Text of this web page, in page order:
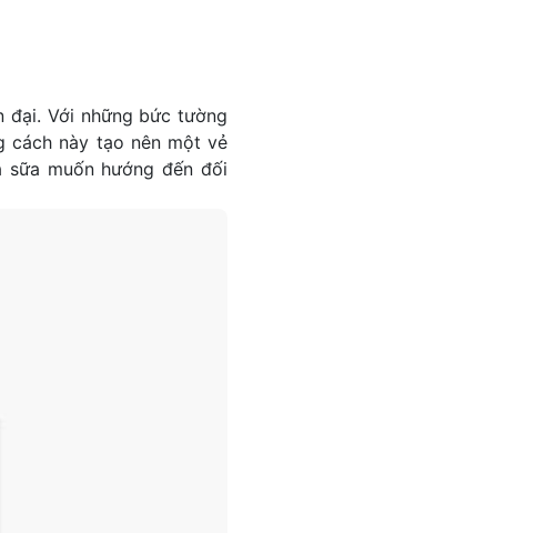
đại. Với những bức tường
cách này tạo nên một vẻ
muốn hướng đến đối